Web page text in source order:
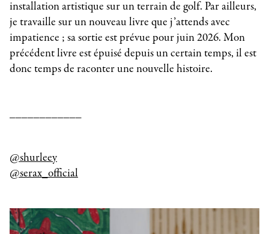
installation artistique sur un terrain de golf. Par ailleurs,
je travaille sur un nouveau livre que j’attends avec
impatience ; sa sortie est prévue pour juin 2026. Mon
précédent livre est épuisé depuis un certain temps, il est
donc temps de raconter une nouvelle histoire.
____________
@shurleey
@serax_official